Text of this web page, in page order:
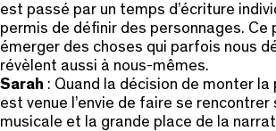
est passé par un temps d’écriture
permis de définir des personnages. Ce
émerger des choses qui parfois nous
révèlent aussi à nous-mêmes.
Sarah : Quand la décision de monter
est venue l’envie de faire se
musicale et la grande place de la